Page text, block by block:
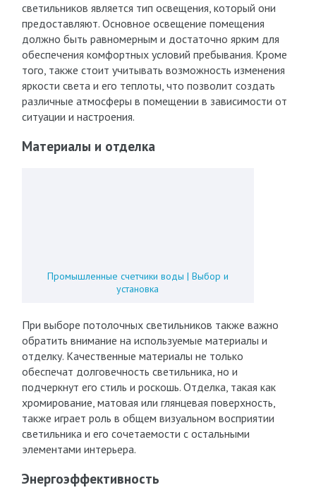
светильников является тип освещения, который они
предоставляют. Основное освещение помещения
должно быть равномерным и достаточно ярким для
обеспечения комфортных условий пребывания. Кроме
того, также стоит учитывать возможность изменения
яркости света и его теплоты, что позволит создать
различные атмосферы в помещении в зависимости от
ситуации и настроения.
Материалы и отделка
Промышленные счетчики воды | Выбор и
установка
При выборе потолочных светильников также важно
обратить внимание на используемые материалы и
отделку. Качественные материалы не только
обеспечат долговечность светильника, но и
подчеркнут его стиль и роскошь. Отделка, такая как
хромирование, матовая или глянцевая поверхность,
также играет роль в общем визуальном восприятии
светильника и его сочетаемости с остальными
элементами интерьера.
Энергоэффективность